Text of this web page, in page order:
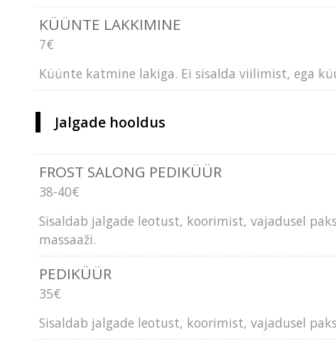
KÜÜNTE LAKKIMINE
7€
Küünte katmine lakiga. Ei sisalda viilimist, ega
Jalgade hooldus
FROST SALONG PEDIKÜÜR
38-40€
Sisaldab jalgade leotust, koorimist, vajadusel
massaaži.
PEDIKÜÜR
35€
Sisaldab jalgade leotust, koorimist, vajadusel